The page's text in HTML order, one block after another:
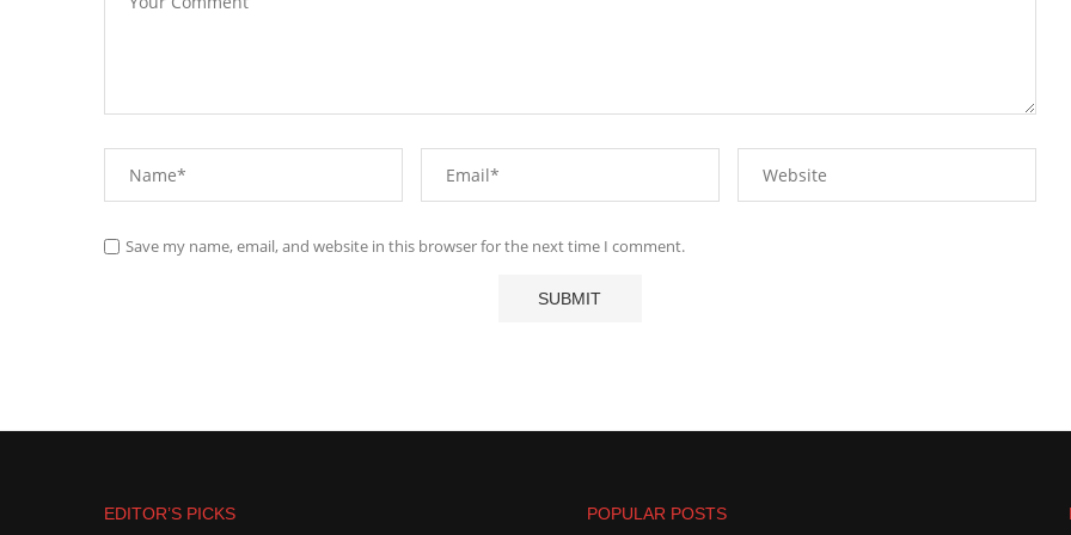
Save my name, email, and website in this browser for the next time I comment.
EDITOR’S PICKS POPULAR POSTS